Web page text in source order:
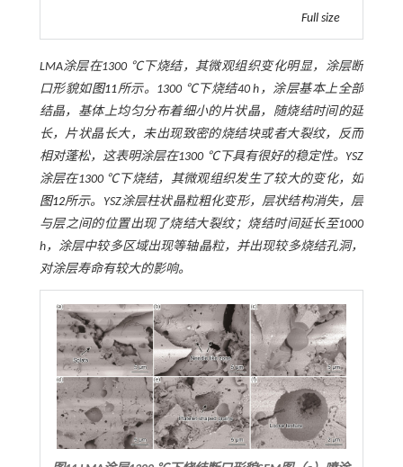
Full size
LMA涂层在1300 ℃下烧结，其微观组织变化明显，涂层断
口形貌如图11所示。1300 ℃下烧结40 h，涂层基本上全部
结晶，基体上均匀分布着细小的片状晶，随烧结时间的延
长，片状晶长大，未出现致密的烧结块或者大裂纹，反而
相对蓬松，这表明涂层在1300 ℃下具有很好的稳定性。YSZ
涂层在1300 ℃下烧结，其微观组织发生了较大的变化，如
图12所示。YSZ涂层柱状晶粒粗化变形，层状结构消失，层
与层之间的位置出现了烧结大裂纹；烧结时间延长至1000
h，涂层中较多区域出现等轴晶粒，并出现较多烧结孔洞，
对涂层寿命有较大的影响。